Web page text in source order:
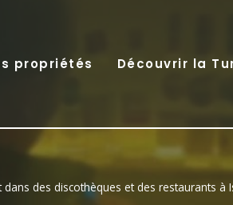
propriétés Découvrir la
des discothèques et des restaurants à